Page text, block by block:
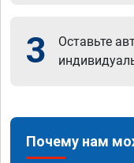
3
Оставьте
Почему нам